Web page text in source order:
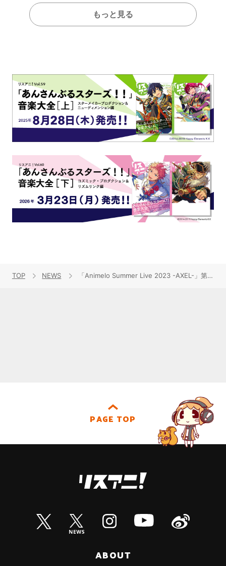
もっと見る
TOP NEWS 「Animelo Summer Live 2023 -AXEL-」第5弾出演アーティスト発表！
PAGE TOP
ABOUT